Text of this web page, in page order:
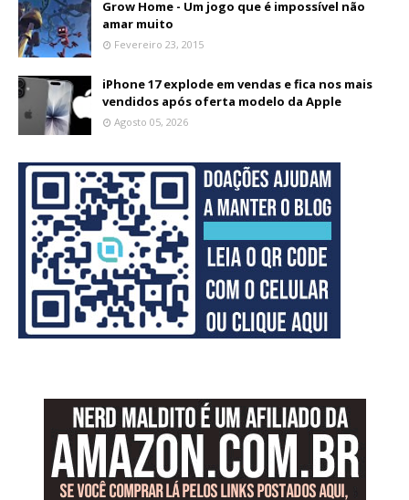
Grow Home - Um jogo que é impossível não
amar muito
Fevereiro 23, 2015
iPhone 17 explode em vendas e fica nos mais
vendidos após oferta modelo da Apple
Agosto 05, 2026